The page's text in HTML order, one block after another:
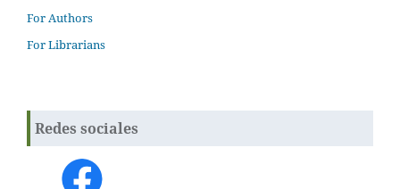
For Authors
For Librarians
Redes sociales